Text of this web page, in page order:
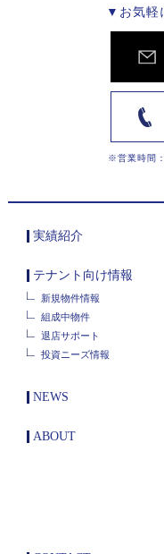
▼お気軽
※営業時間
実績紹介
テナント向け情報
新規物件情報
組成中物件
退店サポート
投資ニーズ情報
NEWS
ABOUT